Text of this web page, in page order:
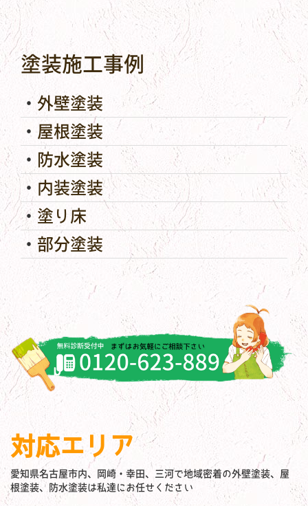
塗装施工事例
外壁塗装
屋根塗装
防水塗装
内装塗装
塗り床
部分塗装
対応エリア
愛知県名古屋市内、岡崎・幸田、三河で地域密着の外壁塗装、屋
根塗装、防水塗装は私達にお任せください